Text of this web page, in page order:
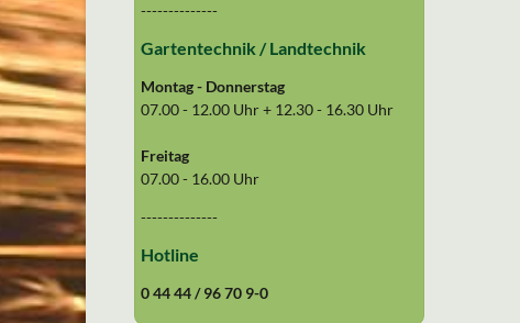
--------------
Gartentechnik / Landtechnik
Montag - Donnerstag
07.00 - 12.00 Uhr + 12.30 - 16.30 Uhr
Freitag
07.00 - 16.00 Uhr
--------------
Hotline
0 44 44 / 96 70 9-0